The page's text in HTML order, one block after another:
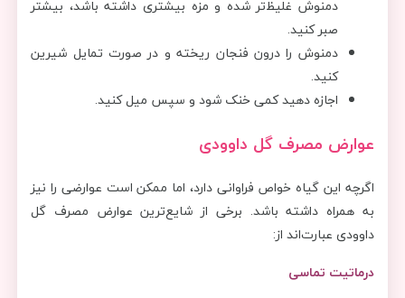
دمنوش غلیظ‌تر شده و مزه بیشتری داشته باشد، بیشتر
صبر کنید.
دمنوش را درون فنجان ریخته و در صورت تمایل شیرین
کنید.
اجازه دهید کمی خنک شود و سپس میل کنید.
عوارض مصرف گل داوودی
اگرچه این گیاه خواص فراوانی دارد، اما ممکن است عوارضی را نیز
به همراه داشته باشد. برخی از شایع‌ترین عوارض مصرف گل
داوودی عبارت‌‌اند از:
درماتیت تماسی